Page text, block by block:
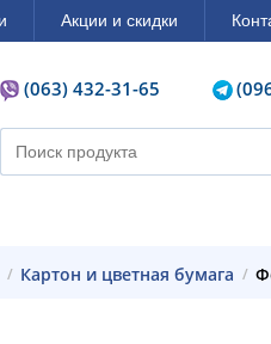
Акции и скидки
(063) 432-31-65
Картон и цветная бумага